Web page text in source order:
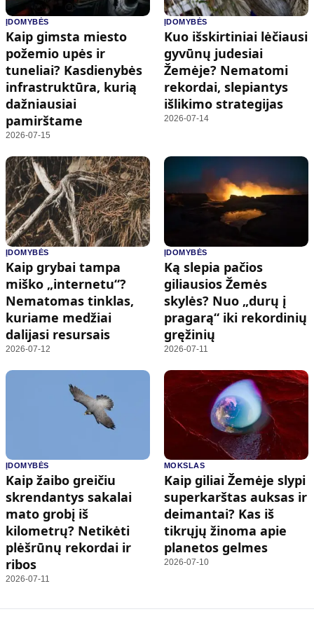
ĮDOMYBĖS
Kaip gimsta miesto
požemio upės ir
tuneliai? Kasdienybės
infrastruktūra, kurią
dažniausiai
pamirštame
2026-07-15
ĮDOMYBĖS
Kuo išskirtiniai lėčiausi
gyvūnų judesiai
Žemėje? Nematomi
rekordai, slepiantys
išlikimo strategijas
2026-07-14
ĮDOMYBĖS
Kaip grybai tampa
miško „internetu“?
Nematomas tinklas,
kuriame medžiai
dalijasi resursais
2026-07-12
ĮDOMYBĖS
Ką slepia pačios
giliausios Žemės
skylės? Nuo „durų į
pragarą“ iki rekordinių
gręžinių
2026-07-11
ĮDOMYBĖS
Kaip žaibo greičiu
skrendantys sakalai
mato grobį iš
kilometrų? Netikėti
plėšrūnų rekordai ir
ribos
2026-07-11
MOKSLAS
Kaip giliai Žemėje slypi
superkarštas auksas ir
deimantai? Kas iš
tikrųjų žinoma apie
planetos gelmes
2026-07-10